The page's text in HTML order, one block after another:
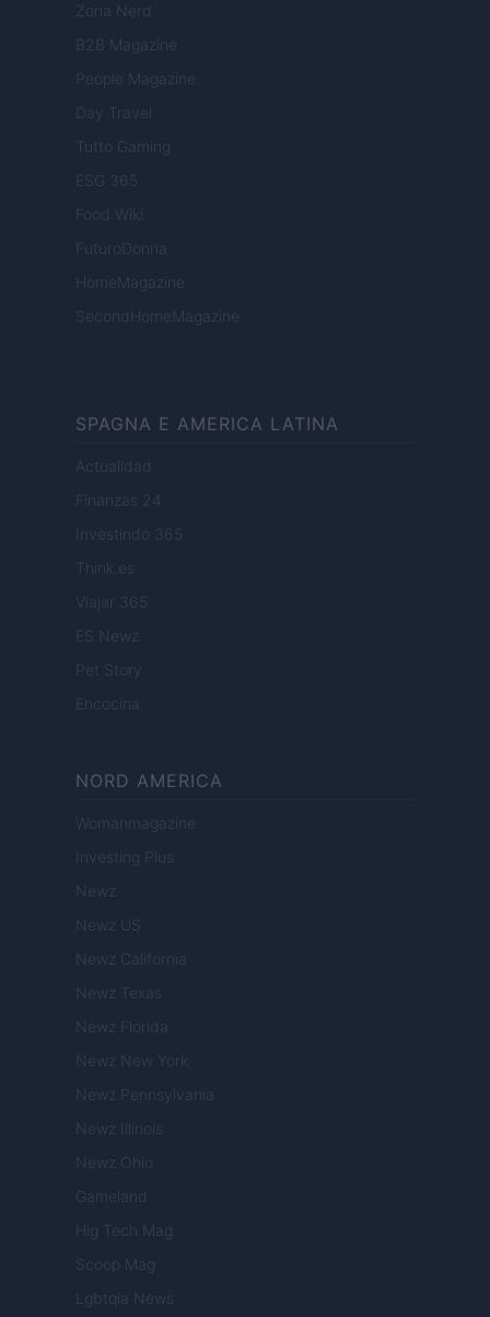
Zona Nerd
B2B Magazine
People Magazine
Day Travel
Tutto Gaming
ESG 365
Food Wiki
FuturoDonna
HomeMagazine
SecondHomeMagazine
SPAGNA E AMERICA LATINA
Actualidad
Finanzas 24
Investindo 365
Think.es
Viajar 365
ES Newz
Pet Story
Encocina
NORD AMERICA
Womanmagazine
Investing Plus
Newz
Newz US
Newz California
Newz Texas
Newz Florida
Newz New York
Newz Pennsylvania
Newz Illinois
Newz Ohio
Gameland
Hig Tech Mag
Scoop Mag
Lgbtqia News